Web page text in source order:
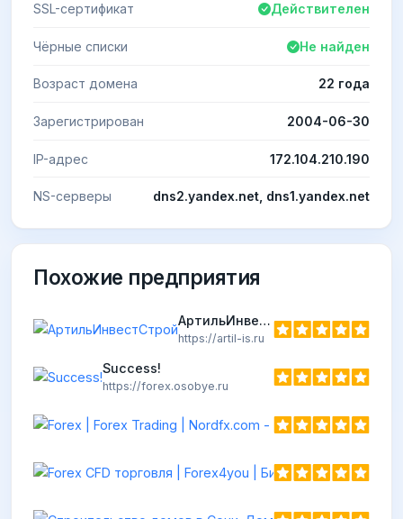
SSL-сертификат Действителен
Чёрные списки Не найден
Возраст домена 22 года
Зарегистрирован 2004-06-30
IP-адрес 172.104.210.190
NS-серверы dns2.yandex.net, dns1.yandex.net
Похожие предприятия
АртильИнвестСтрой
https://artil-is.ru
Success!
https://forex.osobye.ru
Forex |
https://